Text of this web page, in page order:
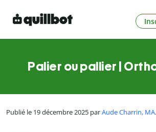
Palier ou pallier |
Publié le 19 décembre 2025 parAude Charrin, MA.